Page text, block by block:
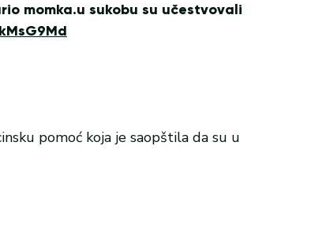
momka.u sukobu su učestvovali
pomoć koja je saopštila da su u